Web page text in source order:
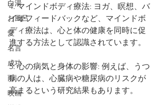
白湯
お風呂
愛
名言
成功
雨
映画
4. マインドボディ療法: ヨガ、瞑想、バ
イオフィードバックなど、マインドボ
ディ療法は、心と体の健康を同時に促
進する方法として認識されています。
5. 心の病気と身体の影響: 例えば、うつ
病の人は、心臓病や糖尿病のリスクが
高まるという研究結果もあります。